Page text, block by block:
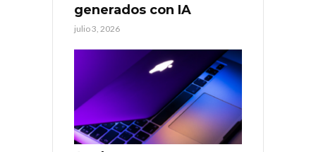
generados con IA
julio 3, 2026